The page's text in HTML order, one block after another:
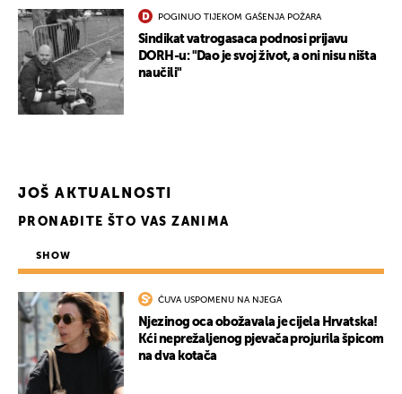
POGINUO TIJEKOM GAŠENJA POŽARA
Sindikat vatrogasaca podnosi prijavu
DORH-u: "Dao je svoj život, a oni nisu ništa
naučili"
JOŠ AKTUALNOSTI
PRONAĐITE ŠTO VAS ZANIMA
SHOW
ČUVA USPOMENU NA NJEGA
Njezinog oca obožavala je cijela Hrvatska!
Kći neprežaljenog pjevača projurila špicom
na dva kotača
UKLJUČITE NOTIFIKACIJE